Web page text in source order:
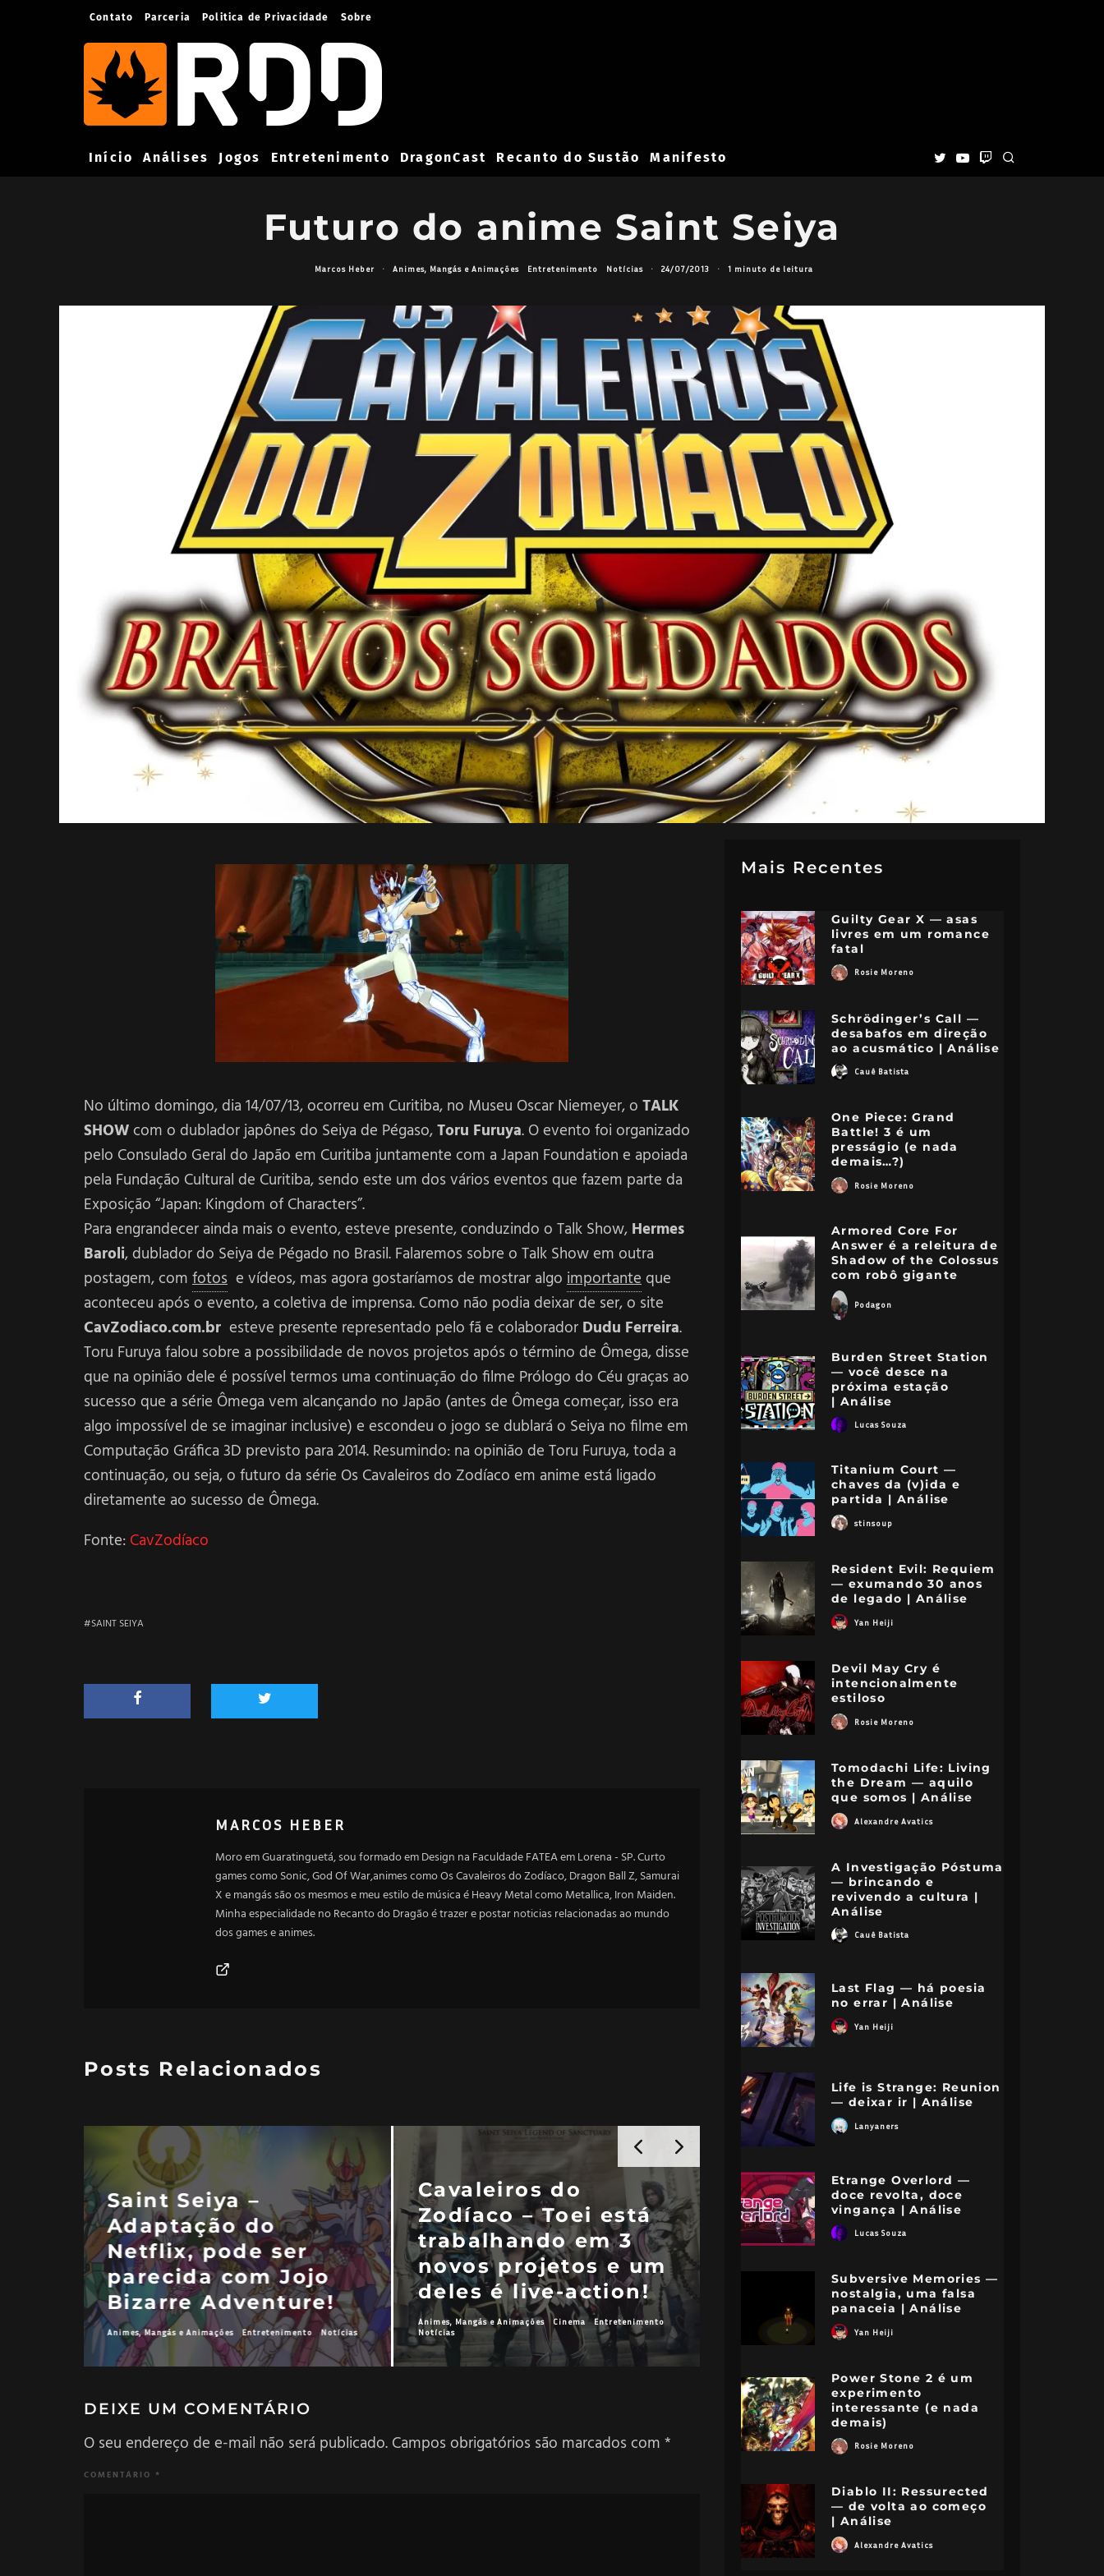
Contato Parceria Politica de Privacidade Sobre
Início Análises Jogos Entretenimento DragonCast Recanto do Sustão Manifesto
Futuro do anime Saint Seiya
Marcos Heber · Animes, Mangás e Animações Entretenimento Notícias · 24/07/2013 · 1 minuto de leitura
No último domingo, dia 14/07/13, ocorreu em Curitiba, no Museu Oscar Niemeyer, o TALK
SHOWcom o dublador japônes do Seiya de Pégaso,Toru Furuya. O evento foi organizado
pelo Consulado Geral do Japão em Curitiba juntamente com a Japan Foundation e apoiada
pela Fundação Cultural de Curitiba, sendo este um dos vários eventos que fazem parte da
Exposição “Japan: Kingdom of Characters”.
Para engrandecer ainda mais o evento, esteve presente, conduzindo o Talk Show, Hermes
Baroli, dublador do Seiya de Pégado no Brasil. Falaremos sobre o Talk Show em outra
postagem, com fotos e vídeos, mas agora gostaríamos de mostrar algo importanteque
aconteceu após o evento, a coletiva de imprensa. Como não podia deixar de ser, o site
CavZodiaco.com.br esteve presente representado pelo fã e colaborador Dudu Ferreira.
Toru Furuya falou sobre a possibilidade de novos projetos após o término de Ômega, disse
que na opinião dele é possível termos uma continuação do filme Prólogo do Céu graças ao
sucesso que a série Ômega vem alcançando no Japão (antes de Ômega começar, isso era
algo impossível de se imaginar inclusive) e escondeu o jogo se dublará o Seiya no filme em
Computação Gráfica 3D previsto para 2014. Resumindo: na opinião de Toru Furuya, toda a
continuação, ou seja, o futuro da série Os Cavaleiros do Zodíaco em anime está ligado
diretamente ao sucesso de Ômega.
Fonte: CavZodíaco
SAINT SEIYA
MARCOS HEBER
Moro em Guaratinguetá, sou formado em Design na Faculdade FATEA em Lorena - SP. Curto
games como Sonic, God Of War,animes como Os Cavaleiros do Zodíaco, Dragon Ball Z, Samurai
X e mangás são os mesmos e meu estilo de música é Heavy Metal como Metallica, Iron Maiden.
Minha especialidade no Recanto do Dragão é trazer e postar noticias relacionadas ao mundo
dos games e animes.
Posts Relacionados
Saint Seiya –
Adaptação do
Netflix, pode ser
parecida com Jojo
Bizarre Adventure!
Animes, Mangás e Animações Entretenimento Notícias
Cavaleiros do
Zodíaco – Toei está
trabalhando em 3
novos projetos e um
deles é live-action!
Animes, Mangás e Animações Cinema
Entretenimento
Notícias
Cavaleiros do
Zodíaco: Lost Canvas
– Retorno do anime
depende dos
acionistas;
Brasileiros criam
petição para que o
anime volte!
Animes, Mangás e Animações Entretenimento
DEIXE UM COMENTÁRIO
O seu endereço de e-mail não será publicado. Campos obrigatórios são marcados com *
COMENTÁRIO *
Mais Recentes
Guilty Gear X — asas
livres em um romance
fatal
Rosie Moreno
Schrödinger’s Call —
desabafos em direção
ao acusmático | Análise
Cauê Batista
One Piece: Grand
Battle! 3 é um
presságio (e nada
demais…?)
Rosie Moreno
Armored Core For
Answer é a releitura de
Shadow of the Colossus
com robô gigante
Podagon
Burden Street Station
— você desce na
próxima estação
| Análise
Lucas Souza
Titanium Court —
chaves da (v)ida e
partida | Análise
stinsoup
Resident Evil: Requiem
— exumando 30 anos
de legado | Análise
Yan Heiji
Devil May Cry é
intencionalmente
estiloso
Rosie Moreno
Tomodachi Life: Living
the Dream — aquilo
que somos | Análise
Alexandre Avatics
A Investigação Póstuma
— brincando e
revivendo a cultura |
Análise
Cauê Batista
Last Flag — há poesia
no errar | Análise
Yan Heiji
Life is Strange: Reunion
— deixar ir | Análise
Lanyaners
Etrange Overlord —
doce revolta, doce
vingança | Análise
Lucas Souza
Subversive Memories —
nostalgia, uma falsa
panaceia | Análise
Yan Heiji
Power Stone 2 é um
experimento
interessante (e nada
demais)
Rosie Moreno
Diablo II: Ressurected
— de volta ao começo
| Análise
Alexandre Avatics